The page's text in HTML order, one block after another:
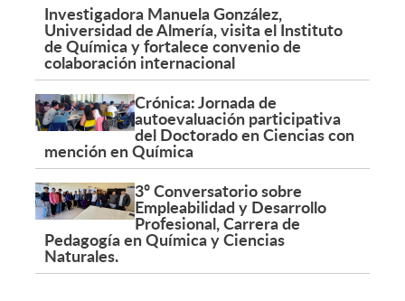
Investigadora Manuela González,
Universidad de Almería, visita el Instituto
de Química y fortalece convenio de
colaboración internacional
Crónica: Jornada de
autoevaluación participativa
del Doctorado en Ciencias con
mención en Química
3º Conversatorio sobre
Empleabilidad y Desarrollo
Profesional, Carrera de
Pedagogía en Química y Ciencias
Naturales.